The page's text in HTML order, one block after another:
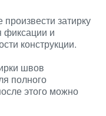
произвести затирку
фиксации и
конструкции.
швов
полного
этого можно